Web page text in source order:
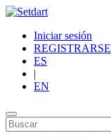
Iniciar sesión
REGISTRARSE
ES
|
EN